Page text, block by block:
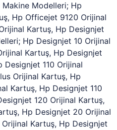
Modelleri; Hp
Hp Officejet 9120 Orijinal
Kartuş, Hp Designjet
Hp Designjet 10 Orijinal
Kartuş, Hp Designjet
Designjet 110 Orijinal
Orijinal Kartuş, Hp
Kartuş, Hp Designjet 110
120 Orijinal Kartuş,
Hp Designjet 20 Orijinal
Kartuş, Hp Designjet